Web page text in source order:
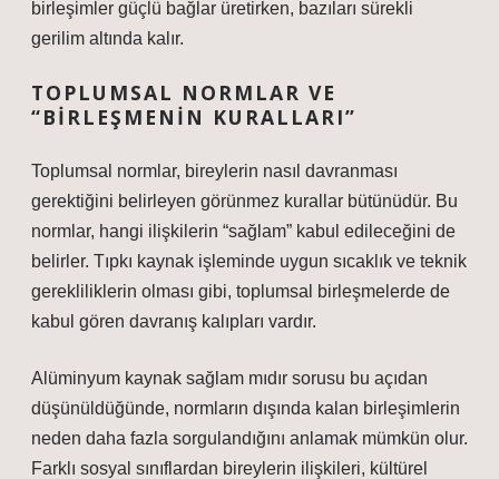
birleşimler güçlü bağlar üretirken, bazıları sürekli
gerilim altında kalır.
TOPLUMSAL NORMLAR VE
“BIRLEŞMENIN KURALLARI”
Toplumsal normlar, bireylerin nasıl davranması
gerektiğini belirleyen görünmez kurallar bütünüdür. Bu
normlar, hangi ilişkilerin “sağlam” kabul edileceğini de
belirler. Tıpkı kaynak işleminde uygun sıcaklık ve teknik
gerekliliklerin olması gibi, toplumsal birleşmelerde de
kabul gören davranış kalıpları vardır.
Alüminyum kaynak sağlam mıdır sorusu bu açıdan
düşünüldüğünde, normların dışında kalan birleşimlerin
neden daha fazla sorgulandığını anlamak mümkün olur.
Farklı sosyal sınıflardan bireylerin ilişkileri, kültürel